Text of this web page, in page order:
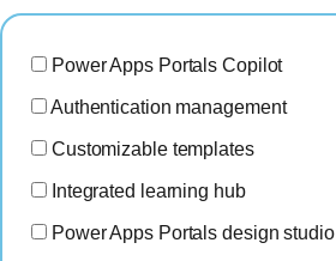
Power Apps Portals Copilot
Authentication management
Customizable templates
Integrated learning hub
Power Apps Portals design studio